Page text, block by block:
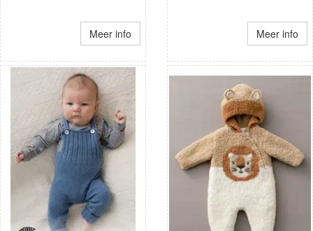
Meer info Meer info